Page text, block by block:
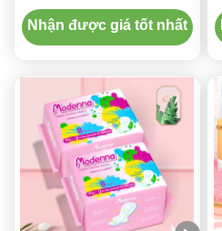
Băng vệ sinh Anion
Nhận được giá tốt nhất